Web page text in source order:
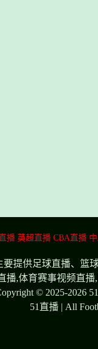
播 英超直播 CBA直播
要提供足球直播、
播,体育赛事视频直
© 2025-2026
51直播 | All